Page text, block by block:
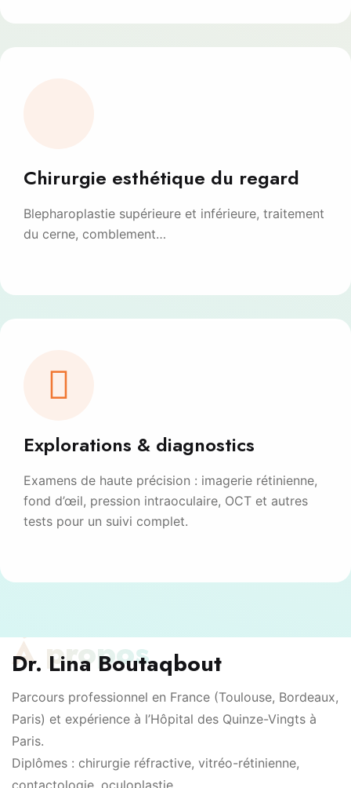
Chirurgie esthétique du regard
Blepharoplastie supérieure et inférieure, traitement
du cerne, comblement…
Explorations & diagnostics
Examens de haute précision : imagerie rétinienne,
fond d’œil, pression intraoculaire, OCT et autres
tests pour un suivi complet.
À propos
Dr. Lina Boutaqbout
Parcours professionnel en France (Toulouse, Bordeaux,
Paris) et expérience à l’Hôpital des Quinze-Vingts à
Paris.
Diplômes : chirurgie réfractive, vitréo-rétinienne,
contactologie, oculoplastie.